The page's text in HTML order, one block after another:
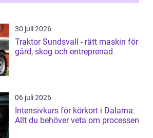
30 juli 2026
Traktor Sundsvall - rätt maskin för
gård, skog och entreprenad
06 juli 2026
Intensivkurs för körkort i Dalarna:
Allt du behöver veta om processen